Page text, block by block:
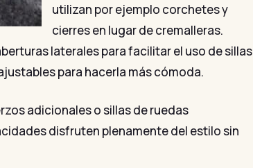
utilizan por ejemplo corchetes y
cierres en lugar de cremalleras.
laterales para facilitar el uso de sillas
para hacerla más cómoda.
adicionales o sillas de ruedas
disfruten plenamente del estilo sin